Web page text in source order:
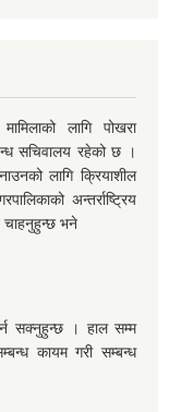
लागि पोखरा
सचिवालय रहेको छ ।
लागि क्रियाशील
अन्तर्राष्ट्रिय
चाहनुहुन्छ भने
सक्नुहुन्छ । हाल सम्म
कायम गरी सम्बन्ध